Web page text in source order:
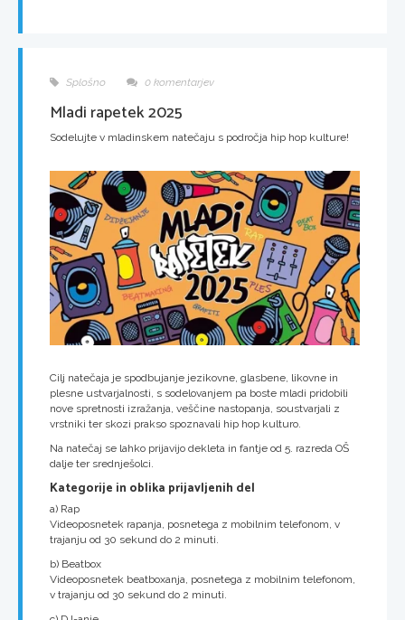
Splošno 0 komentarjev
Mladi rapetek 2025
Sodelujte v mladinskem natečaju s področja hip hop kulture!
Cilj natečaja je spodbujanje jezikovne, glasbene, likovne in
plesne ustvarjalnosti, s sodelovanjem pa boste mladi pridobili
nove spretnosti izražanja, veščine nastopanja, soustvarjali z
vrstniki ter skozi prakso spoznavali hip hop kulturo.
Na natečaj se lahko prijavijo dekleta in fantje od 5. razreda OŠ
dalje ter srednješolci.
Kategorije in oblika prijavljenih del
a) Rap
Videoposnetek rapanja, posnetega z mobilnim telefonom, v
trajanju od 30 sekund do 2 minuti.
b) Beatbox
Videoposnetek beatboxanja, posnetega z mobilnim telefonom,
v trajanju od 30 sekund do 2 minuti.